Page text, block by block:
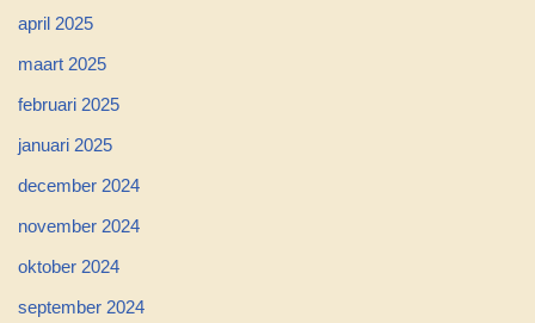
april 2025
maart 2025
februari 2025
januari 2025
december 2024
november 2024
oktober 2024
september 2024